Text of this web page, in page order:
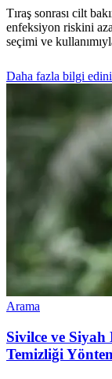
Tıraş sonrası cilt
enfeksiyon riskini
seçimi ve
Daha fazla bilgi
Arama
Sivilce ve
Temizliği